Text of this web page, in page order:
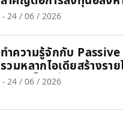
เศรษฐกิจไทย
-24 / 06 / 2026
ทำความรู้จักกับ
รวมหลากไอเดียสร้างรา
ใคร ๆ ก็ทำได้
-24 / 06 / 2026